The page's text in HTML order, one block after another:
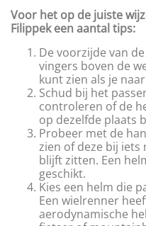
Voor het op de juiste
Filippek een aantal tips:
De voorzijde van
vingers boven de
kunt zien als je
Schud bij het
controleren of de
op dezelfde plaats
Probeer met de
zien of deze bij
blijft zitten. Een
geschikt.
Kies een helm die
Een wielrenner
aerodynamische